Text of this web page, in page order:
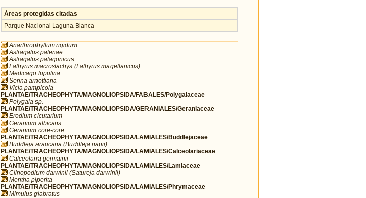
Áreas protegidas citadas
Parque Nacional Laguna Blanca
Anarthrophyllum rigidum
Astragalus palenae
Astragalus patagonicus
Lathyrus macrostachys (Lathyrus magellanicus)
Medicago lupulina
Senna arnottiana
Vicia pampicola
PLANTAE/TRACHEOPHYTA/MAGNOLIOPSIDA/FABALES/Polygalaceae
Polygala sp.
PLANTAE/TRACHEOPHYTA/MAGNOLIOPSIDA/GERANIALES/Geraniaceae
Erodium cicutarium
Geranium albicans
Geranium core-core
PLANTAE/TRACHEOPHYTA/MAGNOLIOPSIDA/LAMIALES/Buddlejaceae
Buddleja araucana (Buddleja napii)
PLANTAE/TRACHEOPHYTA/MAGNOLIOPSIDA/LAMIALES/Calceolariaceae
Calceolaria germainii
PLANTAE/TRACHEOPHYTA/MAGNOLIOPSIDA/LAMIALES/Lamiaceae
Clinopodium darwinii (Satureja darwinii)
Mentha piperita
PLANTAE/TRACHEOPHYTA/MAGNOLIOPSIDA/LAMIALES/Phrymaceae
Mimulus glabratus